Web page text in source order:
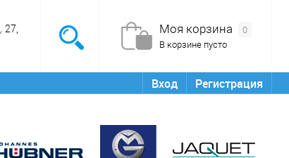
27,
Моя корзина
0
В корзине пусто
Вход Регистрация